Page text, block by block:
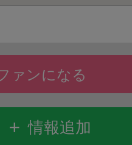
+ 情報追加